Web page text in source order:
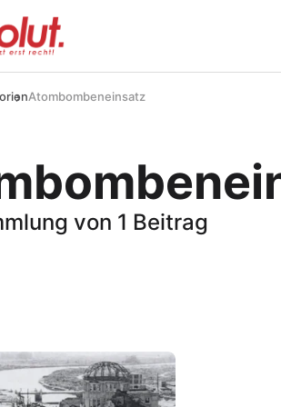
Atombombeneinsatz
von 1 Beitrag